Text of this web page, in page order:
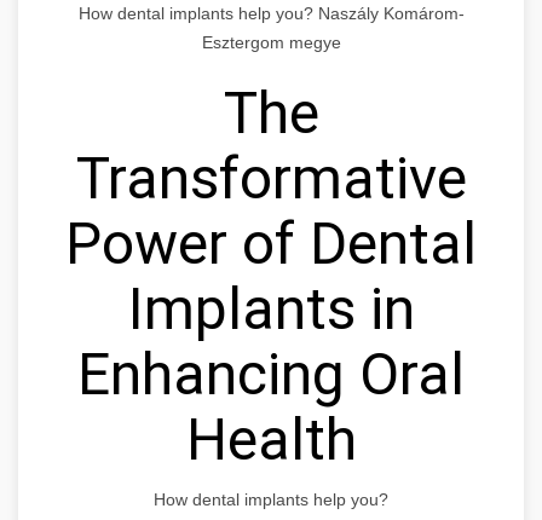
How dental implants help you? Naszály Komárom-
Esztergom megye
The
Transformative
Power of Dental
Implants in
Enhancing Oral
Health
How dental implants help you?